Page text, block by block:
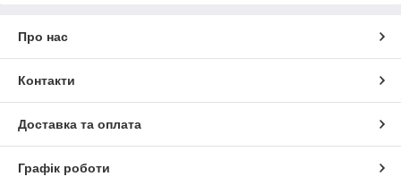
Про нас
Контакти
Доставка та оплата
Графік роботи